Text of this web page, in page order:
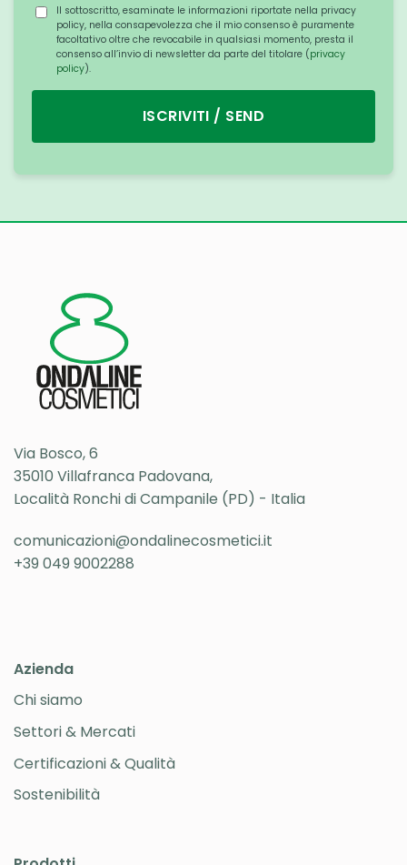
Il sottoscritto, esaminate le informazioni riportate nella privacy
policy, nella consapevolezza che il mio consenso è puramente
facoltativo oltre che revocabile in qualsiasi momento, presta il
consenso all’invio di newsletter da parte del titolare (privacy
policy).
ISCRIVITI / SEND
Via Bosco, 6
35010 Villafranca Padovana,
Località Ronchi di Campanile (PD) - Italia
comunicazioni@ondalinecosmetici.it
+39 049 9002288
Azienda
Chi siamo
Settori & Mercati
Certificazioni & Qualità
Sostenibilità